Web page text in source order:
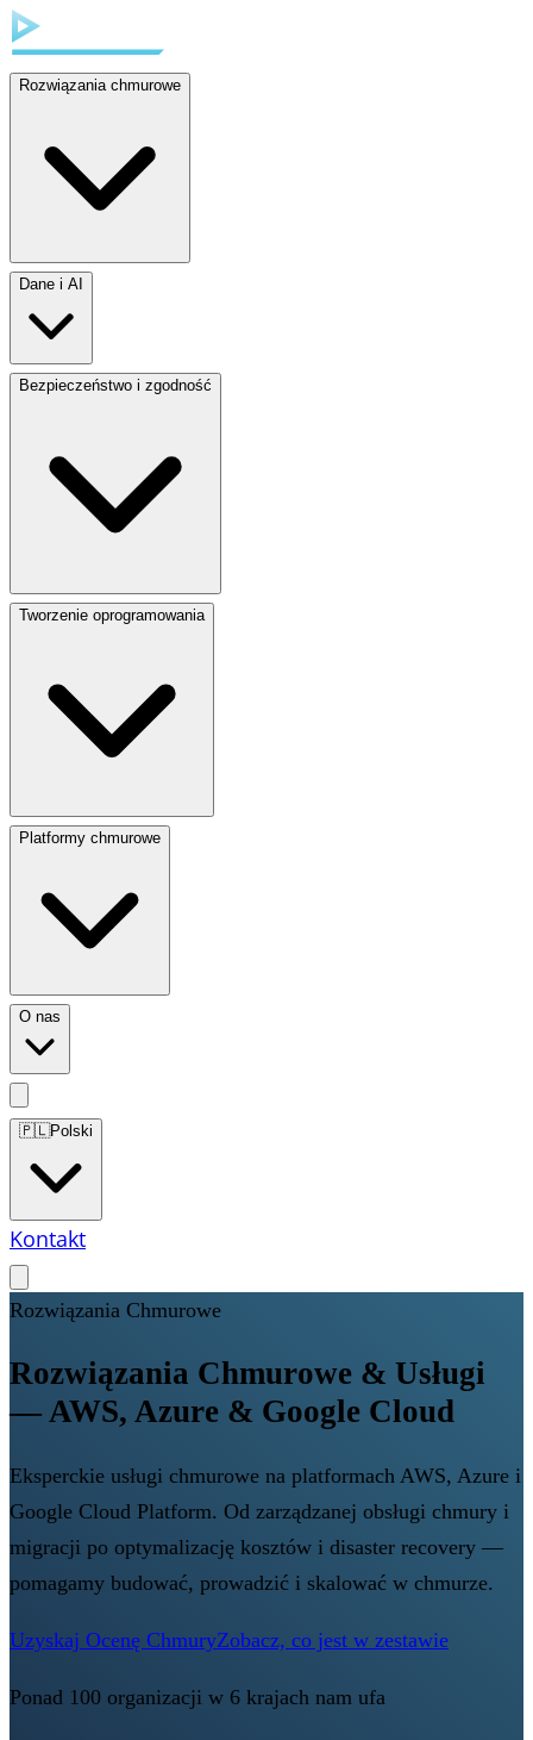
Rozwiązania chmurowe
Dane i AI
Bezpieczeństwo i zgodność
Tworzenie oprogramowania
Platformy chmurowe
O nas
🇵🇱Polski
Kontakt
Rozwiązania Chmurowe
Rozwiązania Chmurowe & Usługi
— AWS, Azure & Google Cloud
Eksperckie usługi chmurowe na platformach AWS, Azure i
Google Cloud Platform. Od zarządzanej obsługi chmury i
migracji po optymalizację kosztów i disaster recovery —
pomagamy budować, prowadzić i skalować w chmurze.
Uzyskaj Ocenę ChmuryZobacz, co jest w zestawie
Ponad 100 organizacji w 6 krajach nam ufa